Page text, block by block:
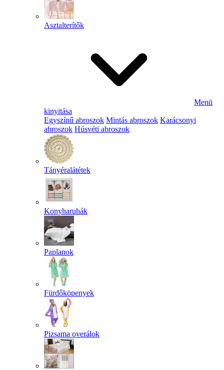
Asztalterítők
Menü
kinyitása
Egyszínű abroszok Mintás abroszok Karácsonyi
abroszok Húsvéti abroszok
Tányéralátétek
Konyharuhák
Paplanok
Fürdőköpenyek
Pizsama overálok